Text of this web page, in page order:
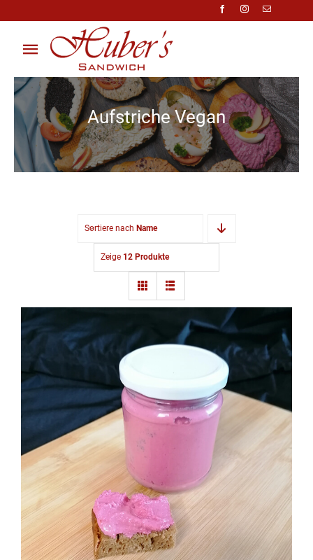
springen
Toggle
Navigation
Über Uns
Anfragen
Preisliste
Aufstriche Vegan
Sortiere nach Name
Zeige 12 Produkte
Rote Rübe Aufstrich